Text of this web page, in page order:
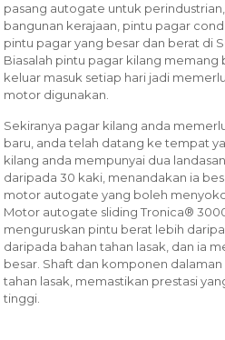
pasang autogate untuk
bangunan kerajaan, pintu pagar
pintu pagar yang besar dan berat di
Biasalah pintu pagar kilang memang
keluar masuk setiap hari jadi
motor digunakan.
Sekiranya pagar kilang anda
baru, anda telah datang ke tempat
kilang anda mempunyai dua
daripada 30 kaki, menandakan ia
motor autogate yang boleh
Motor autogate sliding Tronica®
menguruskan pintu berat lebih
daripada bahan tahan lasak, dan ia
besar. Shaft dan komponen
tahan lasak, memastikan prestasi
tinggi.